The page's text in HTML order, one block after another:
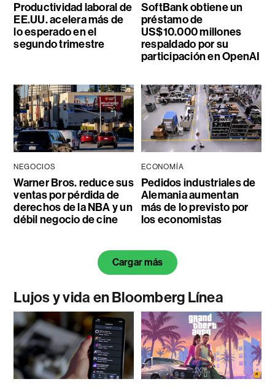
Productividad laboral de
EE.UU. acelera más de
lo esperado en el
segundo trimestre
SoftBank obtiene un
préstamo de
US$10.000 millones
respaldado por su
participación en OpenAI
NEGOCIOS
Warner Bros. reduce sus
ventas por pérdida de
derechos de la NBA y un
débil negocio de cine
ECONOMÍA
Pedidos industriales de
Alemania aumentan
más de lo previsto por
los economistas
Cargar más
Lujos y vida en Bloomberg Línea